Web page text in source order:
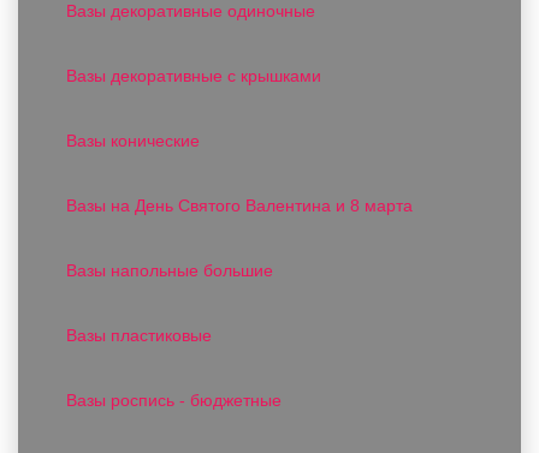
Вазы декоративные одиночные
Вазы декоративные с крышками
Вазы конические
Вазы на День Святого Валентина и 8 марта
Вазы напольные большие
Вазы пластиковые
Вазы роспись - бюджетные